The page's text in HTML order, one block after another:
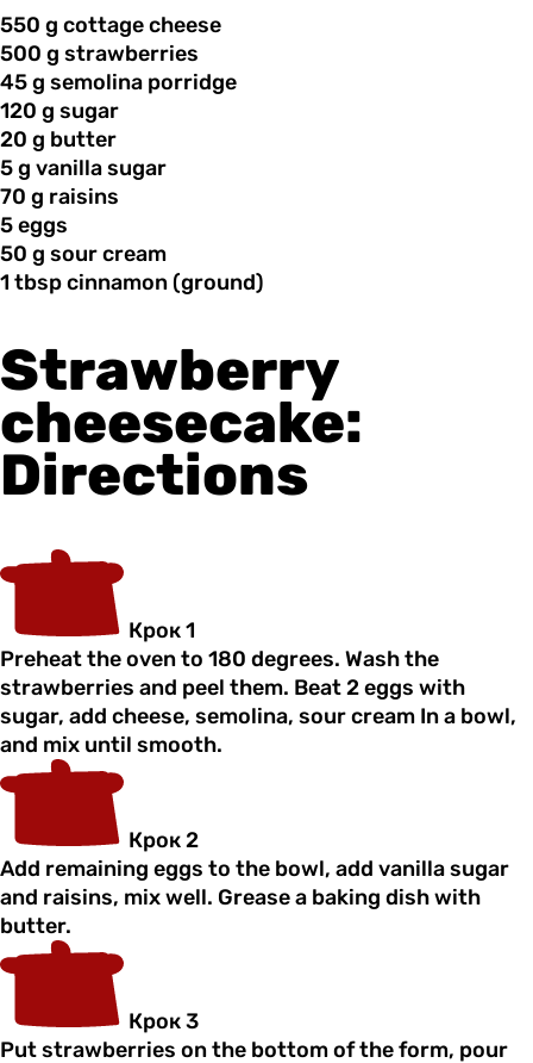
550 g cottagecheese
500 g strawberries
45 g semolina porridge
120 g sugar
20 g butter
5 g vanillasugar
70 g raisins
5 eggs
50 g sourcream
1 tbspсinnamon(ground)
Strawberry
cheesecake:
Directions
Крок 1
Preheat the oven to 180 degrees. Wash the
strawberries and peel them. Beat 2 eggs with
sugar, add cheese, semolina, sour cream In a bowl,
and mix until smooth.
Крок 2
Add remaining eggs to the bowl, add vanilla sugar
and raisins, mix well. Grease a baking dish with
butter.
Крок 3
Put strawberries on the bottom of the form, pour